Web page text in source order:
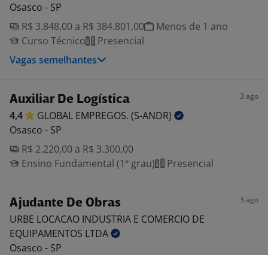
Osasco - SP
R$ 3.848,00 a R$ 384.801,00
Menos de 1 ano
Curso Técnico
Presencial
Vagas semelhantes
Auxiliar De Logística 3 ago
4,4 GLOBAL EMPREGOS. (S-ANDR)
Osasco - SP
R$ 2.220,00 a R$ 3.300,00
Ensino Fundamental (1º grau)
Presencial
Ajudante De Obras 3 ago
URBE LOCACAO INDUSTRIA E COMERCIO DE
EQUIPAMENTOS LTDA
Osasco - SP